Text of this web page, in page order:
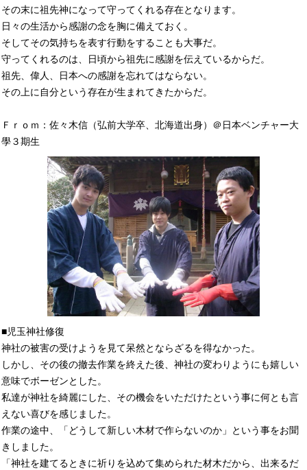
その末に祖先神になって守ってくれる存在となります。
日々の生活から感謝の念を胸に備えておく。
そしてその気持ちを表す行動をすることも大事だ。
守ってくれるのは、日頃から祖先に感謝を伝えているからだ。
祖先、偉人、日本への感謝を忘れてはならない。
その上に自分という存在が生まれてきたからだ。
Ｆｒｏｍ：佐々木信（弘前大学卒、北海道出身）＠日本ベンチャー大
學３期生
■児玉神社修復
神社の被害の受けようを見て呆然とならざるを得なかった。
しかし、その後の撤去作業を終えた後、神社の変わりようにも嬉しい
意味でボーゼンとした。
私達が神社を綺麗にした、その機会をいただけたという事に何とも言
えない喜びを感じました。
作業の途中、「どうして新しい木材で作らないのか」という事をお聞
きしました。
「神社を建てるときに祈りを込めて集められた材木だから、出来るだ